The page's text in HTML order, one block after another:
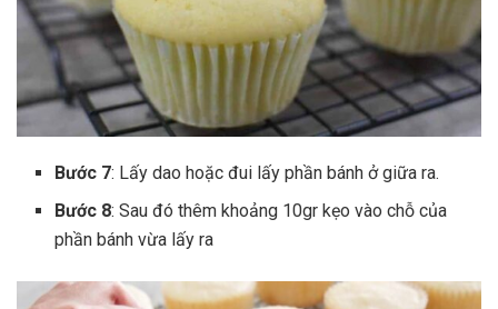
Bước 7: Lấy dao hoặc đui lấy phần bánh ở giữa ra.
Bước 8: Sau đó thêm khoảng 10gr kẹo vào chỗ của
phần bánh vừa lấy ra